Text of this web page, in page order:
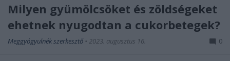
Milyen gyümölcsöket és zöldségeket
ehetnek nyugodtan a cukorbetegek?
Meggyógyulnék szerkesztő • 2023. augusztus 16. 0